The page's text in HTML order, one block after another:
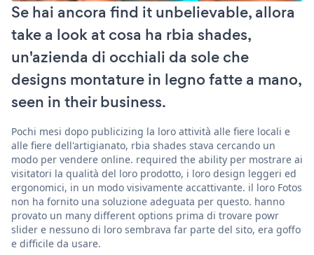
Se hai ancora find it unbelievable, allora
take a look at cosa ha rbia shades,
un'azienda di occhiali da sole che
designs montature in legno fatte a mano,
seen in their business.
Pochi mesi dopo publicizing la loro attività alle fiere locali e
alle fiere dell'artigianato, rbia shades stava cercando un
modo per vendere online. required the ability per mostrare ai
visitatori la qualità del loro prodotto, i loro design leggeri ed
ergonomici, in un modo visivamente accattivante. il loro Fotos
non ha fornito una soluzione adeguata per questo. hanno
provato un many different options prima di trovare powr
slider e nessuno di loro sembrava far parte del sito, era goffo
e difficile da usare.